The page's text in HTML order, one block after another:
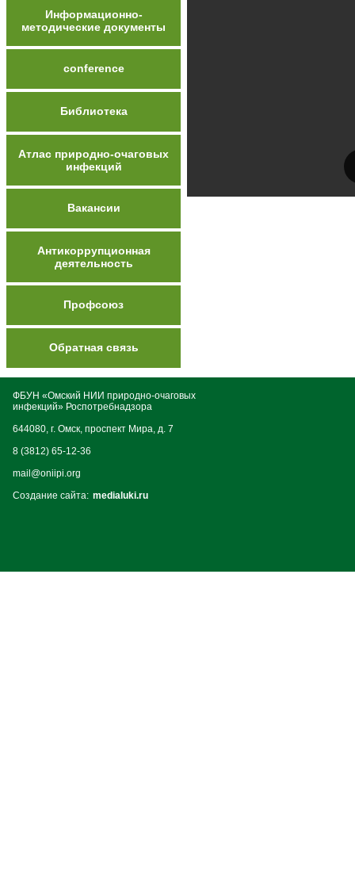
Информационно-
методические документы
conference
Библиотека
Атлас природно-очаговых
инфекций
Вакансии
Антикоррупционная
деятельность
Профсоюз
Обратная связь
ФБУН «Омский НИИ природно-очаговых
инфекций» Роспотребнадзора
644080, г. Омск, проспект Мира, д. 7
8 (3812) 65-12-36
mail@oniipi.org
Создание сайта: medialuki.ru